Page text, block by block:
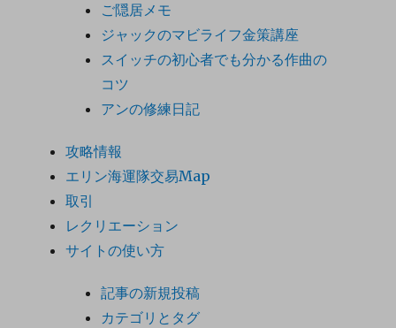
ご隠居メモ
ジャックのマビライフ金策講座
スイッチの初心者でも分かる作曲の
コツ
アンの修練日記
攻略情報
エリン海運隊交易Map
取引
レクリエーション
サイトの使い方
記事の新規投稿
カテゴリとタグ